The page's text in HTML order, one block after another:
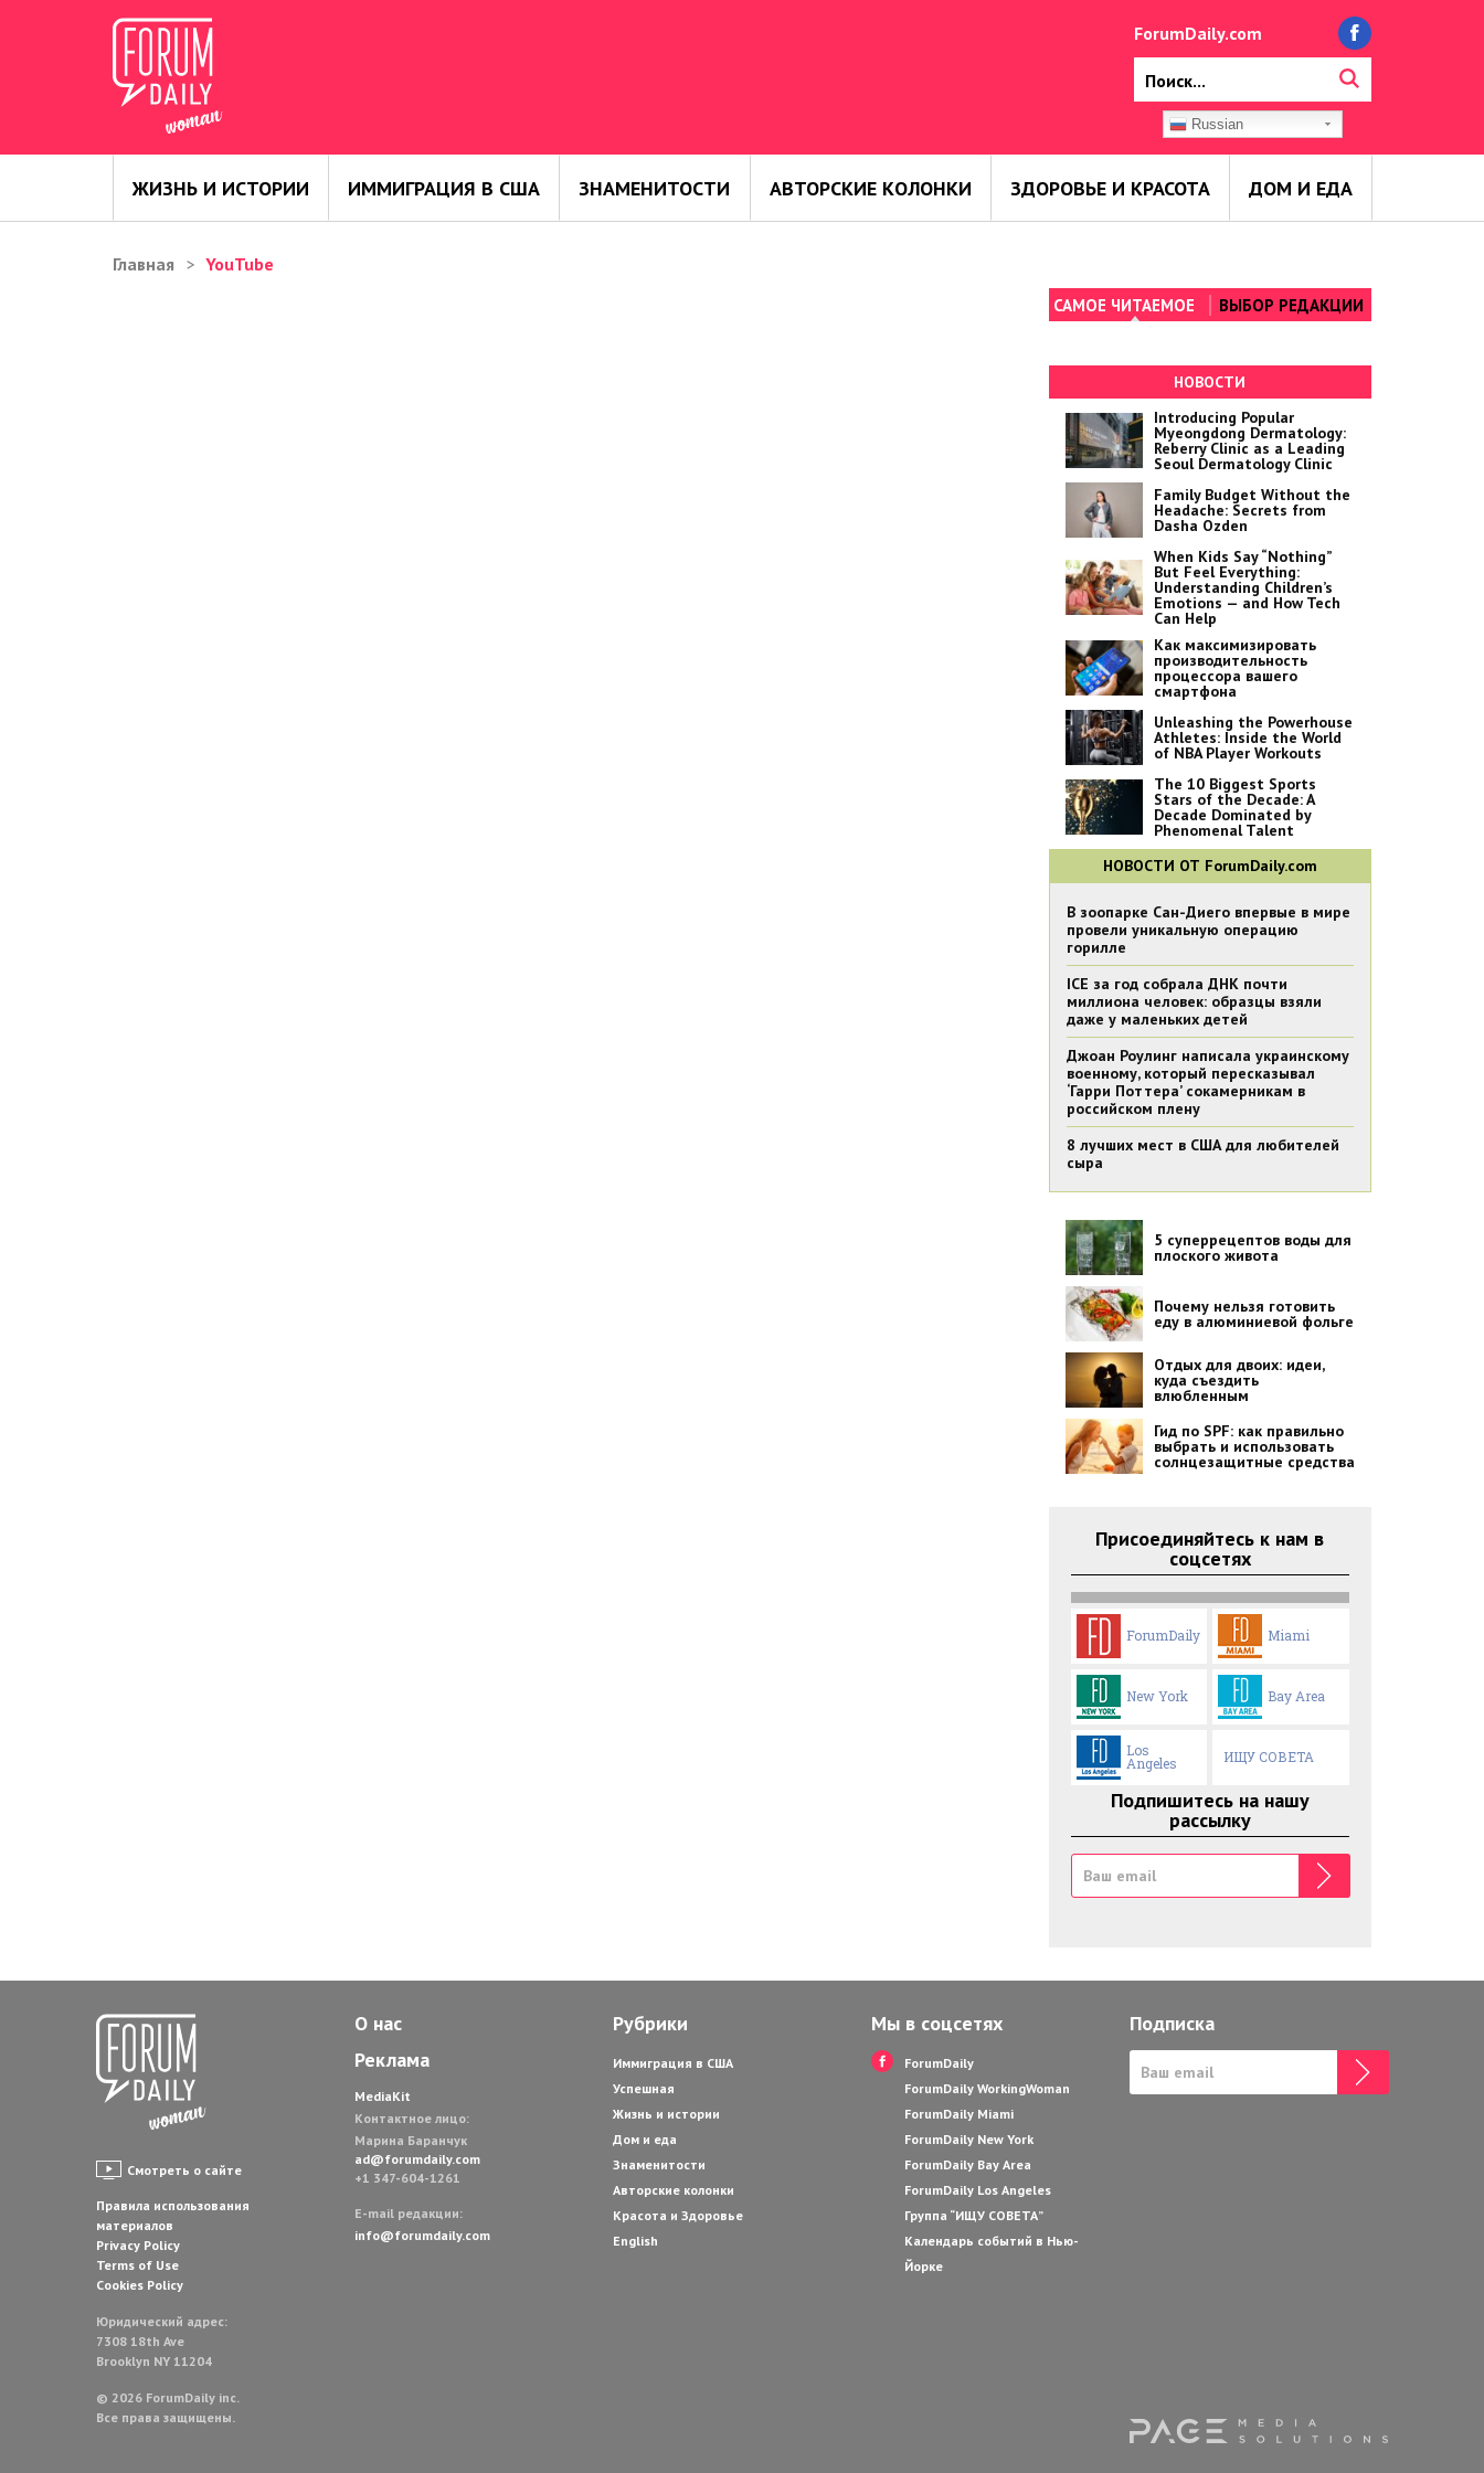
ForumDaily.com
Russian
ЖИЗНЬ И ИСТОРИИ ИММИГРАЦИЯ В США ЗНАМЕНИТОСТИ АВТОРСКИЕ КОЛОНКИ ЗДОРОВЬЕ И КРАСОТА ДОМ И ЕДА
Главная YouTube
САМОЕ ЧИТАЕМОЕ ВЫБОР РЕДАКЦИИ
НОВОСТИ
Introducing Popular
Myeongdong Dermatology:
Reberry Clinic as a Leading
Seoul Dermatology Clinic
Family Budget Without the
Headache: Secrets from
Dasha Ozden
When Kids Say “Nothing”
But Feel Everything:
Understanding Children’s
Emotions — and How Tech
Can Help
Как максимизировать
производительность
процессора вашего
смартфона
Unleashing the Powerhouse
Athletes: Inside the World
of NBA Player Workouts
The 10 Biggest Sports
Stars of the Decade: A
Decade Dominated by
Phenomenal Talent
НОВОСТИ ОТ ForumDaily.com
В зоопарке Сан-Диего впервые в мире
провели уникальную операцию
горилле
ICE за год собрала ДНК почти
миллиона человек: образцы взяли
даже у маленьких детей
Джоан Роулинг написала украинскому
военному, который пересказывал
‘Гарри Поттера’ сокамерникам в
российском плену
8 лучших мест в США для любителей
сыра
5 суперрецептов воды для
плоского живота
Почему нельзя готовить
еду в алюминиевой фольге
Отдых для двоих: идеи,
куда съездить
влюбленным
Гид по SPF: как правильно
выбрать и использовать
солнцезащитные средства
Присоединяйтесь к нам в
соцсетях
ForumDaily Miami
New York Bay Area
Los
Angeles ИЩУ СОВЕТА
Подпишитесь на нашу
рассылку
Смотреть о сайте
Правила использования
материалов
Privacy Policy
Terms of Use
Cookies Policy
Юридический адрес:
7308 18th Ave
Brooklyn NY 11204
© 2026 ForumDaily inc.
Все права защищены.
О нас
Реклама
MediaKit
Контактное лицо:
Марина Баранчук
ad@forumdaily.com
+1 347-604-1261
E-mail редакции:
info@forumdaily.com
Рубрики
Иммиграция в США
Успешная
Жизнь и истории
Дом и еда
Знаменитости
Авторские колонки
Красота и Здоровье
English
Мы в соцсетях
ForumDaily
ForumDaily WorkingWoman
ForumDaily Miami
ForumDaily New York
ForumDaily Bay Area
ForumDaily Los Angeles
Группа “ИЩУ СОВЕТА”
Календарь событий в Нью-
Йорке
Подписка